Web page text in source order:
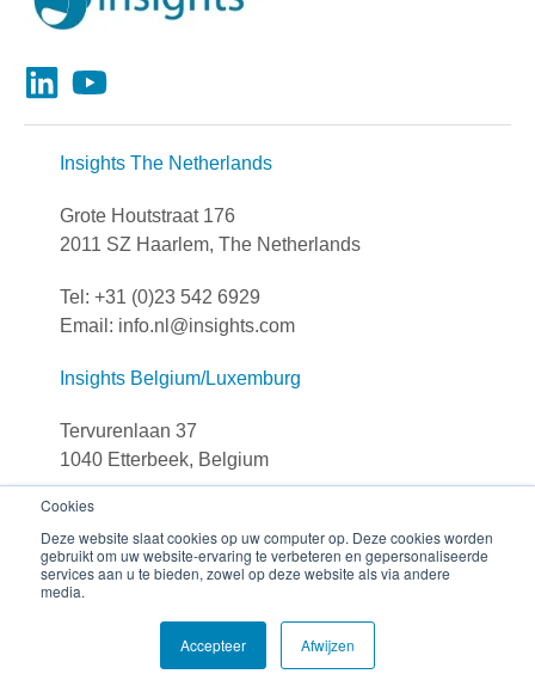
Cookies
Deze website slaat cookies op uw computer op. Deze cookies worden
gebruikt om uw website-ervaring te verbeteren en gepersonaliseerde
services aan u te bieden, zowel op deze website als via andere
media.
Accepteer Afwijzen
Insights The Netherlands
Grote Houtstraat 176
2011 SZ Haarlem, The Netherlands
Tel: +31 (0)23 542 6929
Email: info.nl@insights.com
Insights Belgium/Luxemburg
Tervurenlaan 37
1040 Etterbeek, Belgium
Tel: +32 (0)251 306 90
E-mail: info.be@insights.com
Privacy Disclaimer